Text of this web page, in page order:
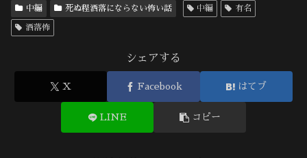
中編 死ぬ程洒落にならない怖い話 中編 有名
洒落怖
シェアする
X Facebook はてブ
LINE コピー